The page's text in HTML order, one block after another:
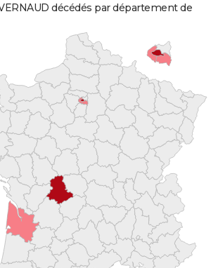
décédés par département de